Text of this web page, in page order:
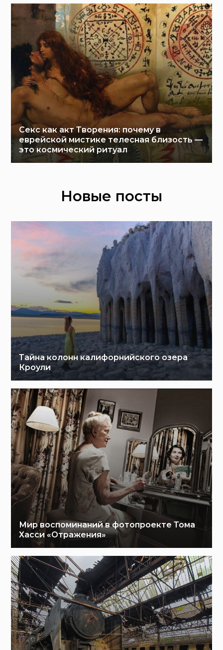
Секс как акт Творения: почему в
еврейской мистике телесная близость —
это космический ритуал
Новые посты
Тайна колонн калифорнийского озера
Кроули
Мир воспоминаний в фотопроекте Тома
Хасси «Отражения»